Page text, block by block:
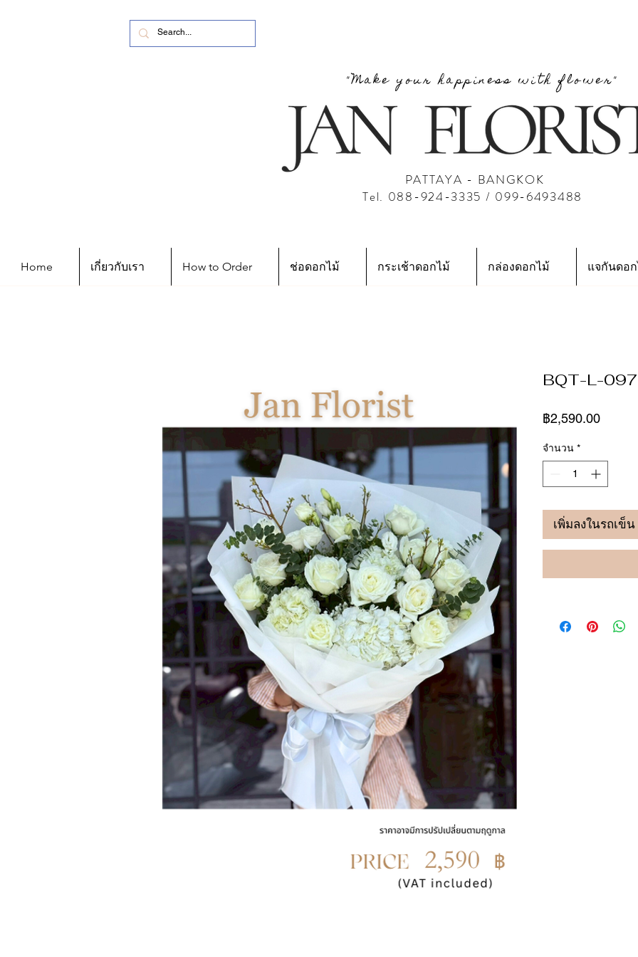
"Make your happiness with flower"
PATTAYA - BANGKOK
Tel. 088-924-3335 / 099-6493488
Home เกี่ยวกับเรา How to Order ช่อดอกไม้ กระเช้าดอกไม้ กล่องดอกไม้ แจกันดอ
BQT-L-097
฿2,590.00ราคา
จำนวน *
เพิ่มลงในรถเข็น